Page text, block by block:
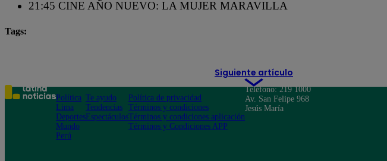
21:45 CINE AÑO NUEVO: LA MUJER MARAVILLA
Tags:
Siguiente artículo
Política
Lima
Deportes
Mundo
Perú
Te ayudo
Tendencias
Espectáculos
Política de privacidad
Términos y condiciones
Términos y condiciones aplicación
Términos y Condiciones APP
Teléfono: 219 1000
Av. San Felipe 968
Jesús María